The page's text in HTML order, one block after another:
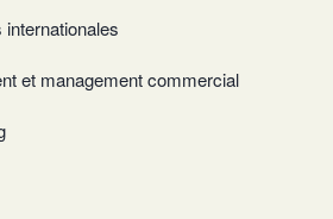
et management commercial